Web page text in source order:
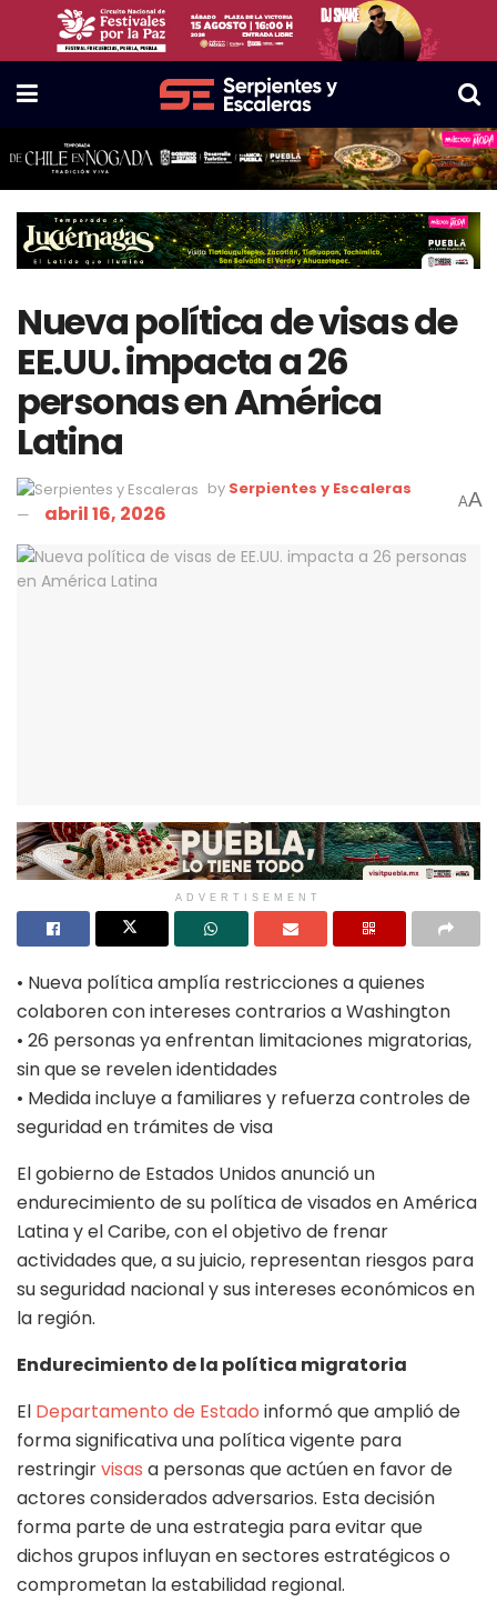
Nueva política de visas de
EE.UU. impacta a 26
personas en América
Latina
by Serpientes y Escaleras
abril 16, 2026 AA
ADVERTISEMENT
• Nueva política amplía restricciones a quienes
colaboren con intereses contrarios a Washington
• 26 personas ya enfrentan limitaciones migratorias,
sin que se revelen identidades
• Medida incluye a familiares y refuerza controles de
seguridad en trámites de visa
El gobierno de Estados Unidos anunció un
endurecimiento de su política de visados en América
Latina y el Caribe, con el objetivo de frenar
actividades que, a su juicio, representan riesgos para
su seguridad nacional y sus intereses económicos en
la región.
Endurecimiento de la política migratoria
El Departamento de Estado informó que amplió de
forma significativa una política vigente para
restringirvisas a personas que actúen en favor de
actores considerados adversarios. Esta decisión
forma parte de una estrategia para evitar que
dichos grupos influyan en sectores estratégicos o
comprometan la estabilidad regional.